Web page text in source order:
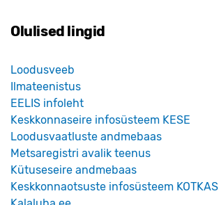
Olulised lingid
Loodusveeb
Ilmateenistus
EELIS infoleht
Keskkonnaseire infosüsteem KESE
Loodusvaatluste andmebaas
Metsaregistri avalik teenus
Kütuseseire andmebaas
Keskkonnaotsuste infosüsteem KOTKAS